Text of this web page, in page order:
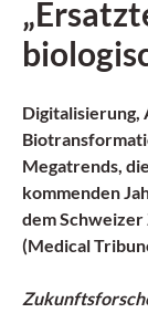
Digitalisierung,
Megatrends,
kommenden
dem
(Medical